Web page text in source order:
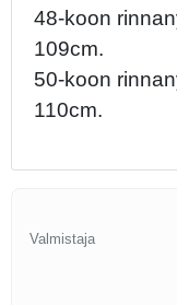
48-koon
109cm.
50-koon
110cm.
Valmistaja